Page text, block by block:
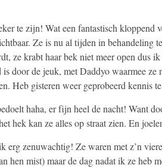
te zijn! Wat een fantastisch kloppend
Ze is nu al tijden in behandeling
ze krabt haar bek niet meer open dus
door de jeuk, met Daddyo waarmee ze
Heb gisteren weer geprobeerd kennis
haha, er fijn heel de nacht! Want
hek kan ze alles op straat zien. En
erg zenuwachtig! Ze waren met z’n
hen mist) maar de dag nadat ik ze heb